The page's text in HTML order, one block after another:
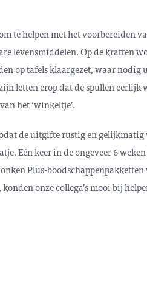
te helpen met het
levensmiddelen. Op de kratten
op tafels klaargezet, waar
letten erop dat de spullen eerlijk
het ‘winkeltje’.
de uitgifte rustig en
Eén keer in de ongeveer 6
Plus-
onze collega’s mooi bij